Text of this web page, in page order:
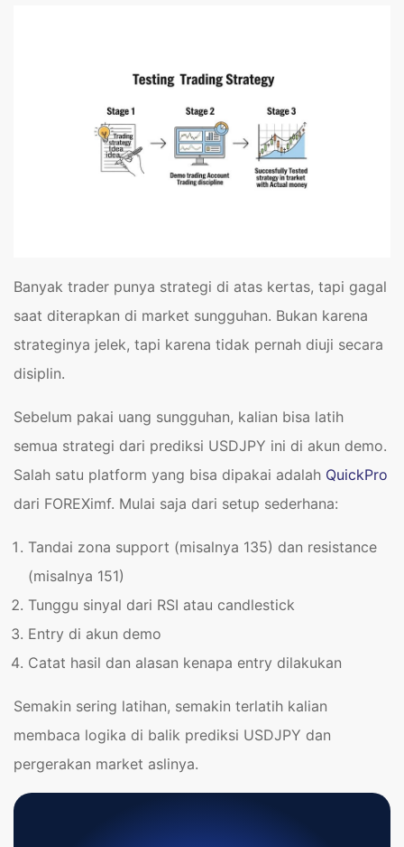
Banyak trader punya strategi di atas kertas, tapi gagal
saat diterapkan di market sungguhan. Bukan karena
strateginya jelek, tapi karena tidak pernah diuji secara
disiplin.
Sebelum pakai uang sungguhan, kalian bisa latih
semua strategi dari prediksi USDJPY ini di akun demo.
Salah satu platform yang bisa dipakai adalah QuickPro
dari FOREXimf. Mulai saja dari setup sederhana:
Tandai zona support (misalnya 135) dan resistance
(misalnya 151)
Tunggu sinyal dari RSI atau candlestick
Entry di akun demo
Catat hasil dan alasan kenapa entry dilakukan
Semakin sering latihan, semakin terlatih kalian
membaca logika di balik prediksi USDJPY dan
pergerakan market aslinya.